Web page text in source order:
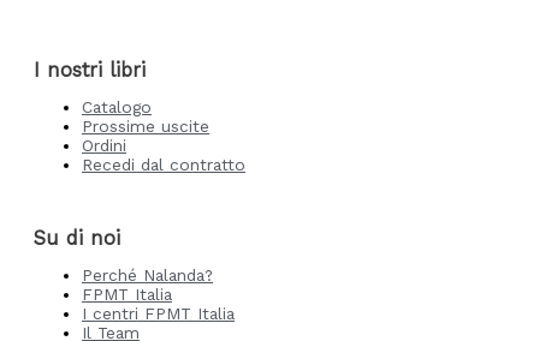
I nostri libri
Catalogo
Prossime uscite
Ordini
Recedi dal contratto
Su di noi
Perché Nalanda?
FPMT Italia
I centri FPMT Italia
Il Team